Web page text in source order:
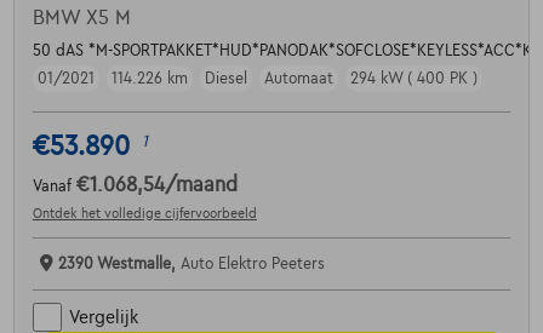
BMW X5 M
50 dAS *M-SPORTPAKKET*HUD*PANODAK*SOFCLOSE*KEYLESS*ACC*KE
01/2021
114.226 km Diesel Automaat 294 kW ( 400 PK )
€53.890 1
Vanaf €1.068,54/maand
Ontdek het volledige cijfervoorbeeld
2390 Westmalle, Auto Elektro Peeters
Vergelijk